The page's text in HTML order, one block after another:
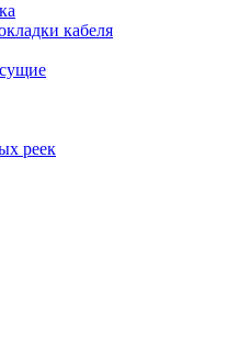
кабеля
реек